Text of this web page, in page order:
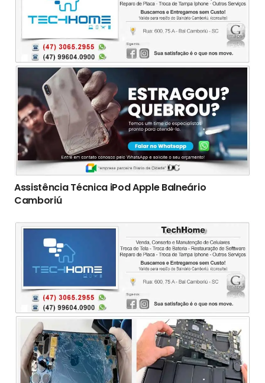
Assistência Técnica iPod Apple Balneário
Camboriú